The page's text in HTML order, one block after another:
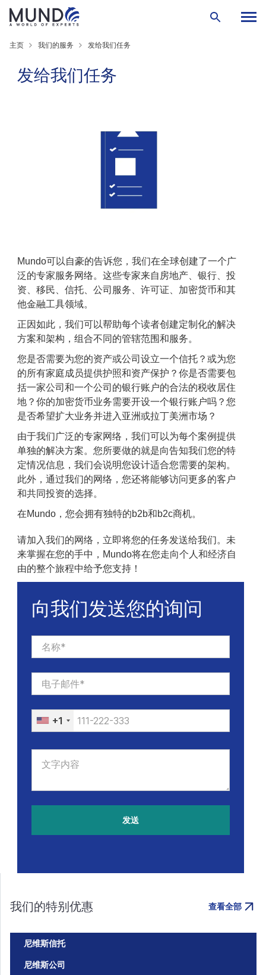
主页 我们的服务 发给我们任务
发给我们任务
Mundo可以自豪的告诉您，我们在全球创建了一个广
泛的专家服务网络。这些专家来自房地产、银行、投
资、移民、信托、公司服务、许可证、加密货币和其
他金融工具领域。
正因如此，我们可以帮助每个读者创建定制化的解决
方案和架构，组合不同的管辖范围和服务。
您是否需要为您的资产或公司设立一个信托？或为您
的所有家庭成员提供护照和资产保护？你是否需要包
括一家公司和一个公司的银行账户的合法的税收居住
地？你的加密货币业务需要开设一个银行账户吗？您
是否希望扩大业务并进入亚洲或拉丁美洲市场？
由于我们广泛的专家网络，我们可以为每个案例提供
单独的解决方案。您所要做的就是向告知我们您的特
定情况信息，我们会说明您设计适合您需要的架构。
此外，通过我们的网络，您还将能够访问更多的客户
和共同投资的选择。
在Mundo ，您会拥有独特的b2b和b2c商机。
请加入我们的网络，立即将您的任务发送给我们。未
来掌握在您的手中， Mundo将在您走向个人和经济自
由的整个旅程中给予您支持！
向我们发送您的询问
+1
发送
我们的特别优惠 查看全部
尼维斯信托
尼维斯公司